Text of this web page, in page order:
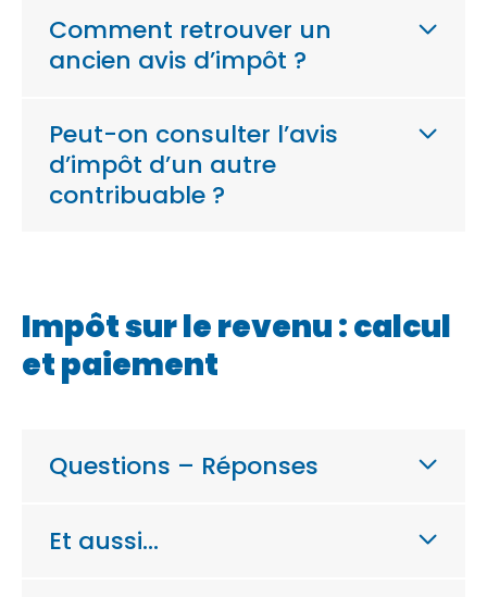
Comment retrouver un
ancien avis d’impôt ?
Peut-on consulter l’avis
d’impôt d’un autre
contribuable ?
Impôt sur le revenu : calcul
et paiement
Questions – Réponses
Et aussi…